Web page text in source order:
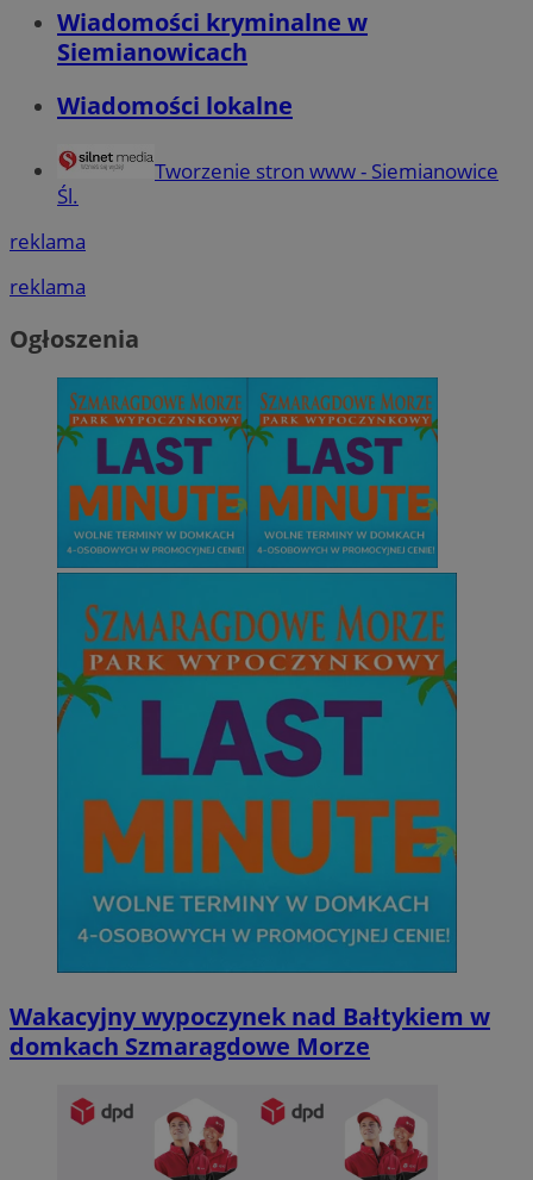
Wiadomości kryminalne w
Siemianowicach
Wiadomości lokalne
Tworzenie stron www - Siemianowice
Śl.
reklama
reklama
Ogłoszenia
Wakacyjny wypoczynek nad Bałtykiem w
domkach Szmaragdowe Morze